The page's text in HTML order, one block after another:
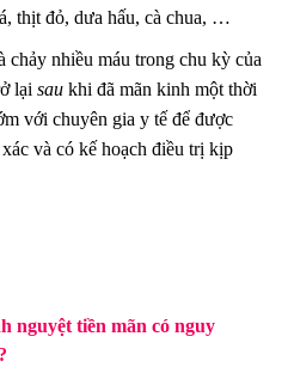
thịt đỏ, dưa hấu, cà chua, …
chảy nhiều máu trong chu kỳ của
lại sau khi đã mãn kinh một thời
với chuyên gia y tế để được
và có kế hoạch điều trị kịp
nguyệt tiền mãn có nguy